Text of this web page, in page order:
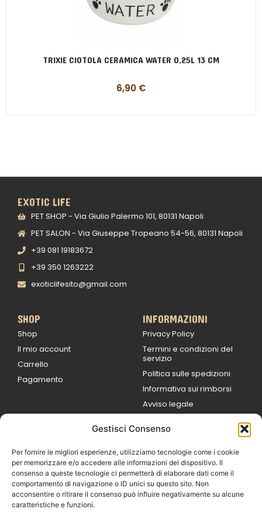
Gestisci Consenso
Per fornire le migliori esperienze, utilizziamo tecnologie come i cookie
per memorizzare e/o accedere alle informazioni del dispositivo. Il
consenso a queste tecnologie ci permetterà di elaborare dati come il
comportamento di navigazione o ID unici su questo sito. Non
acconsentire o ritirare il consenso può influire negativamente su alcune
caratteristiche e funzioni.
TRIXIE CIOTOLA CERAMICA WATER 0,25L 13 CM
6,90 €
EXOTIC LIFE
PET SHOP - Via Giulio Palermo 101, 80131 Napoli
PET SALON - Via Giuseppe Tropeano 54-56, 80131 Napoli
+39 081 19183672
+39 350 1263222
exoticlifesito@gmail.com
SHOP
Shop
Il mio account
Carrello
Pagamento
INFORMAZIONI
Privacy Policy
Termini e condizioni del
servizio
Politica sulle spedizioni
Informativa sui rimborsi
Avviso legale
9:00
Sabato 09:00 /
14:00
16:30 /
Domenica